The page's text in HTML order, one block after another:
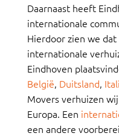
Daarnaast heeft
internationale
Hierdoor zien we
internationale
Eindhoven
België, Duitsland,
Movers verhuizen
Europa. Een
een andere